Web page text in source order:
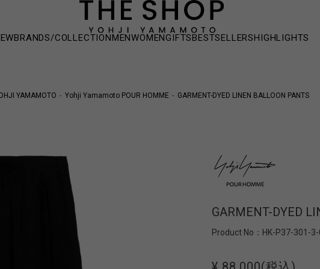
BRANDS/COLLECTIONMENWOMENGIFTSBESTSELLERSHIGHLIGHTS
YAMAMOTO Yohji Yamamoto POUR HOMME GARMENT-DYED LINEN BALLOON PANTS
GARMENT-DYED
Product No： HK-P37-301-